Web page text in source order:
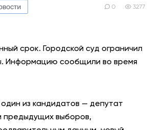
СПОРТ
У НАС СЕМЕЙНОЕ
НОВОСТИ
0 3277
срок. Городской суд ограничил
Информацию сообщили во время
из кандидатов — депутат
предыдущих выборов,